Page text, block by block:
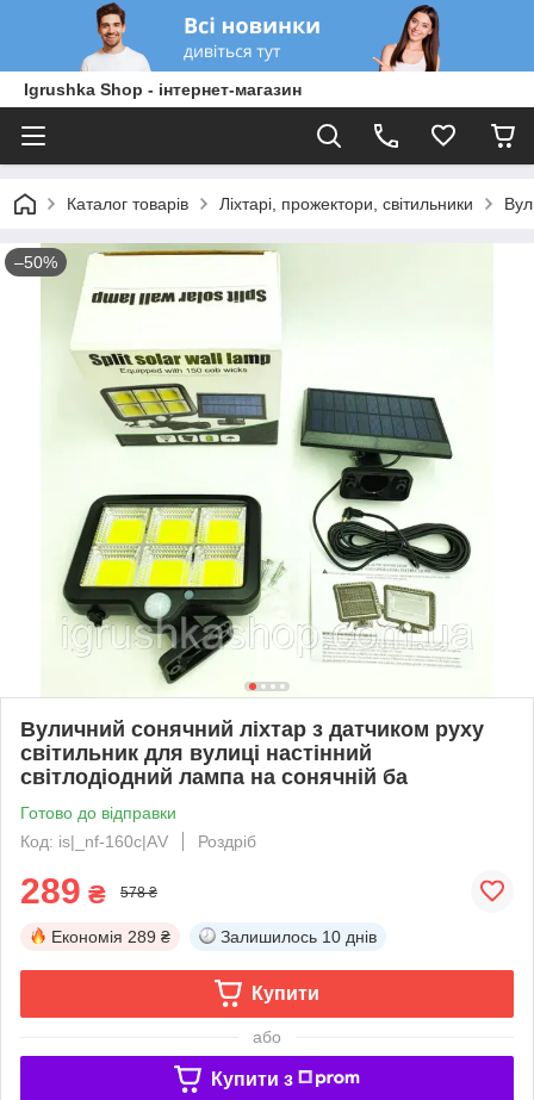
Igrushka Shop - інтернет-магазин
Каталог товарів Ліхтарі, прожектори, світильники
–50%
Вуличний сонячний ліхтар з датчиком руху
світильник для вулиці настінний
світлодіодний лампа на сонячній ба
Готово до відправки
Код: is|_nf-160c|АV
Роздріб
289 ₴ 578 ₴
Економія 289 ₴ Залишилось 10 днів
Купити
або
Купити з